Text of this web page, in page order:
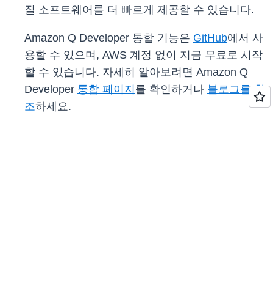
질 소프트웨어를 더 빠르게 제공할 수 있습니다.
Amazon Q Developer 통합 기능은 GitHub에서 사
용할 수 있으며, AWS 계정 없이 지금 무료로 시작
할 수 있습니다. 자세히 알아보려면 Amazon Q
Developer 통합 페이지 를 확인하거나 블로그를 참
조하세요.